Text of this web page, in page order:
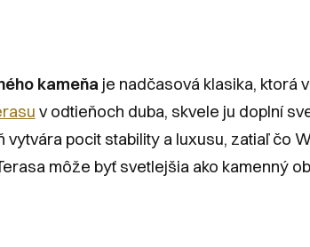
kameňaje nadčasová klasika, ktorá
v odtieňoch duba, skvele ju doplní
vytvára pocit stability a luxusu, zatiaľ čo
môže byť svetlejšia ako kamenný